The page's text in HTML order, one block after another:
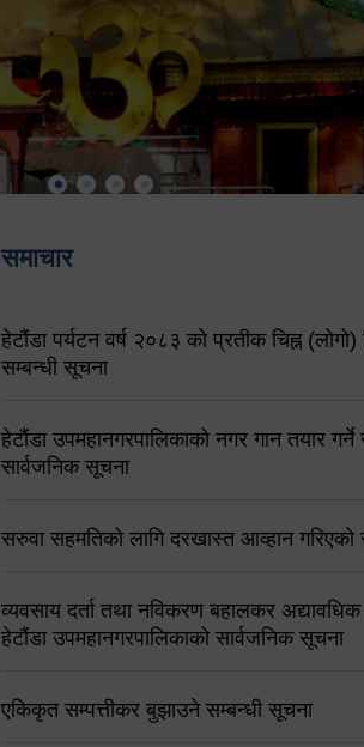
समाचार
हेटौंडा पर्यटन वर्ष २०८३ को प्रतीक चिह्न (लोगो)
सम्बन्धी सूचना
हेटौंडा उपमहानगरपालिकाको नगर गान तयार गर्ने
सार्वजनिक सूचना
सरुवा सहमतिको लागि दरखास्त आव्हान गरिएको
व्यवसाय दर्ता तथा नविकरण बहालकर अद्यावधिक
हेटौंडा उपमहानगरपालिकाको सार्वजनिक सूचना
एकिकृत सम्पत्तीकर बुझाउने सम्बन्धी सूचना